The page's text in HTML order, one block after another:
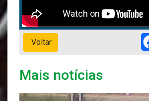
Voltar
Mais notícias